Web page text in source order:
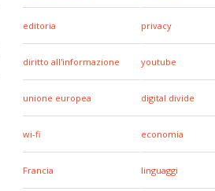
editoria privacy
diritto all'informazione youtube
unione europea digital divide
wi-fi economia
Francia linguaggi